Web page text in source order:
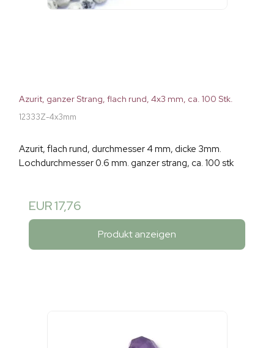
Azurit, ganzer Strang, flach rund, 4x3 mm, ca. 100 Stk.
12333Z-4x3mm
Azurit, flach rund, durchmesser 4 mm, dicke 3mm.
Lochdurchmesser 0.6 mm. ganzer strang, ca. 100 stk
EUR 17,76
Produkt anzeigen